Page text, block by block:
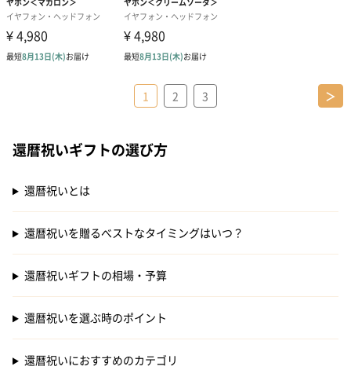
1 2 3 ＞
還暦祝いギフトの選び方
還暦祝いとは
還暦祝いを贈るべストなタイミングはいつ？
還暦祝いギフトの相場・予算
還暦祝いを選ぶ時のポイント
還暦祝いにおすすめのカテゴリ